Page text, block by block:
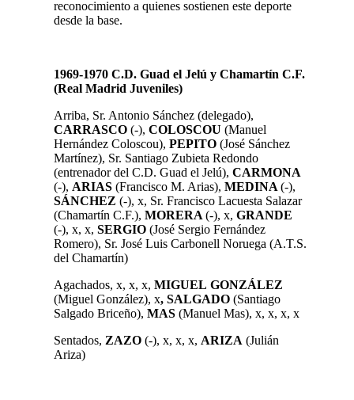
reconocimiento a quienes sostienen este deporte
desde la base.
1969-1970 C.D. Guad el Jelú y Chamartín C.F.
(Real Madrid Juveniles)
Arriba, Sr. Antonio Sánchez (delegado),
CARRASCO (-), COLOSCOU (Manuel
Hernández Coloscou), PEPITO (José Sánchez
Martínez), Sr. Santiago Zubieta Redondo
(entrenador del C.D. Guad el Jelú), CARMONA
(-), ARIAS (Francisco M. Arias), MEDINA (-),
SÁNCHEZ (-), x, Sr. Francisco Lacuesta Salazar
(Chamartín C.F.), MORERA (-), x, GRANDE
(-), x, x, SERGIO (José Sergio Fernández
Romero), Sr. José Luis Carbonell Noruega (A.T.S.
del Chamartín)
Agachados, x, x, x, MIGUEL GONZÁLEZ
(Miguel González), x, SALGADO (Santiago
Salgado Briceño), MAS (Manuel Mas), x, x, x, x
Sentados, ZAZO (-), x, x, x, ARIZA (Julián
Ariza)